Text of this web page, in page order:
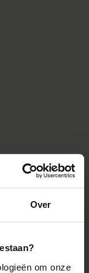
Over
om onze